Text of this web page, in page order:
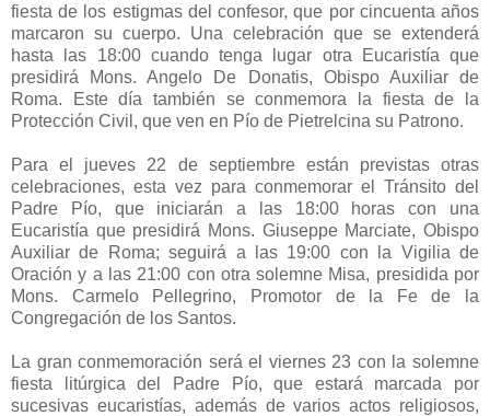
fiesta de los estigmas del confesor, que por cincuenta años
marcaron su cuerpo. Una celebración que se extenderá
hasta las 18:00 cuando tenga lugar otra Eucaristía que
presidirá Mons. Angelo De Donatis, Obispo Auxiliar de
Roma. Este día también se conmemora la fiesta de la
Protección Civil, que ven en Pío de Pietrelcina su Patrono.
Para el jueves 22 de septiembre están previstas otras
celebraciones, esta vez para conmemorar el Tránsito del
Padre Pío, que iniciarán a las 18:00 horas con una
Eucaristía que presidirá Mons. Giuseppe Marciate, Obispo
Auxiliar de Roma; seguirá a las 19:00 con la Vigilia de
Oración y a las 21:00 con otra solemne Misa, presidida por
Mons. Carmelo Pellegrino, Promotor de la Fe de la
Congregación de los Santos.
La gran conmemoración será el viernes 23 con la solemne
fiesta litúrgica del Padre Pío, que estará marcada por
sucesivas eucaristías, además de varios actos religiosos,